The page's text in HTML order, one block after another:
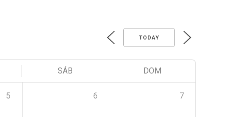
TODAY
SÁB DOM
5 6 7